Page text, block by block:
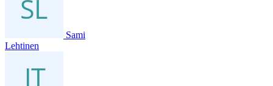
Sami
Lehtinen